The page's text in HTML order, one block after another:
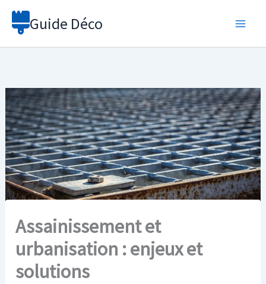
Aller
Guide Déco
Assainissement et
urbanisation : enjeux et
solutions